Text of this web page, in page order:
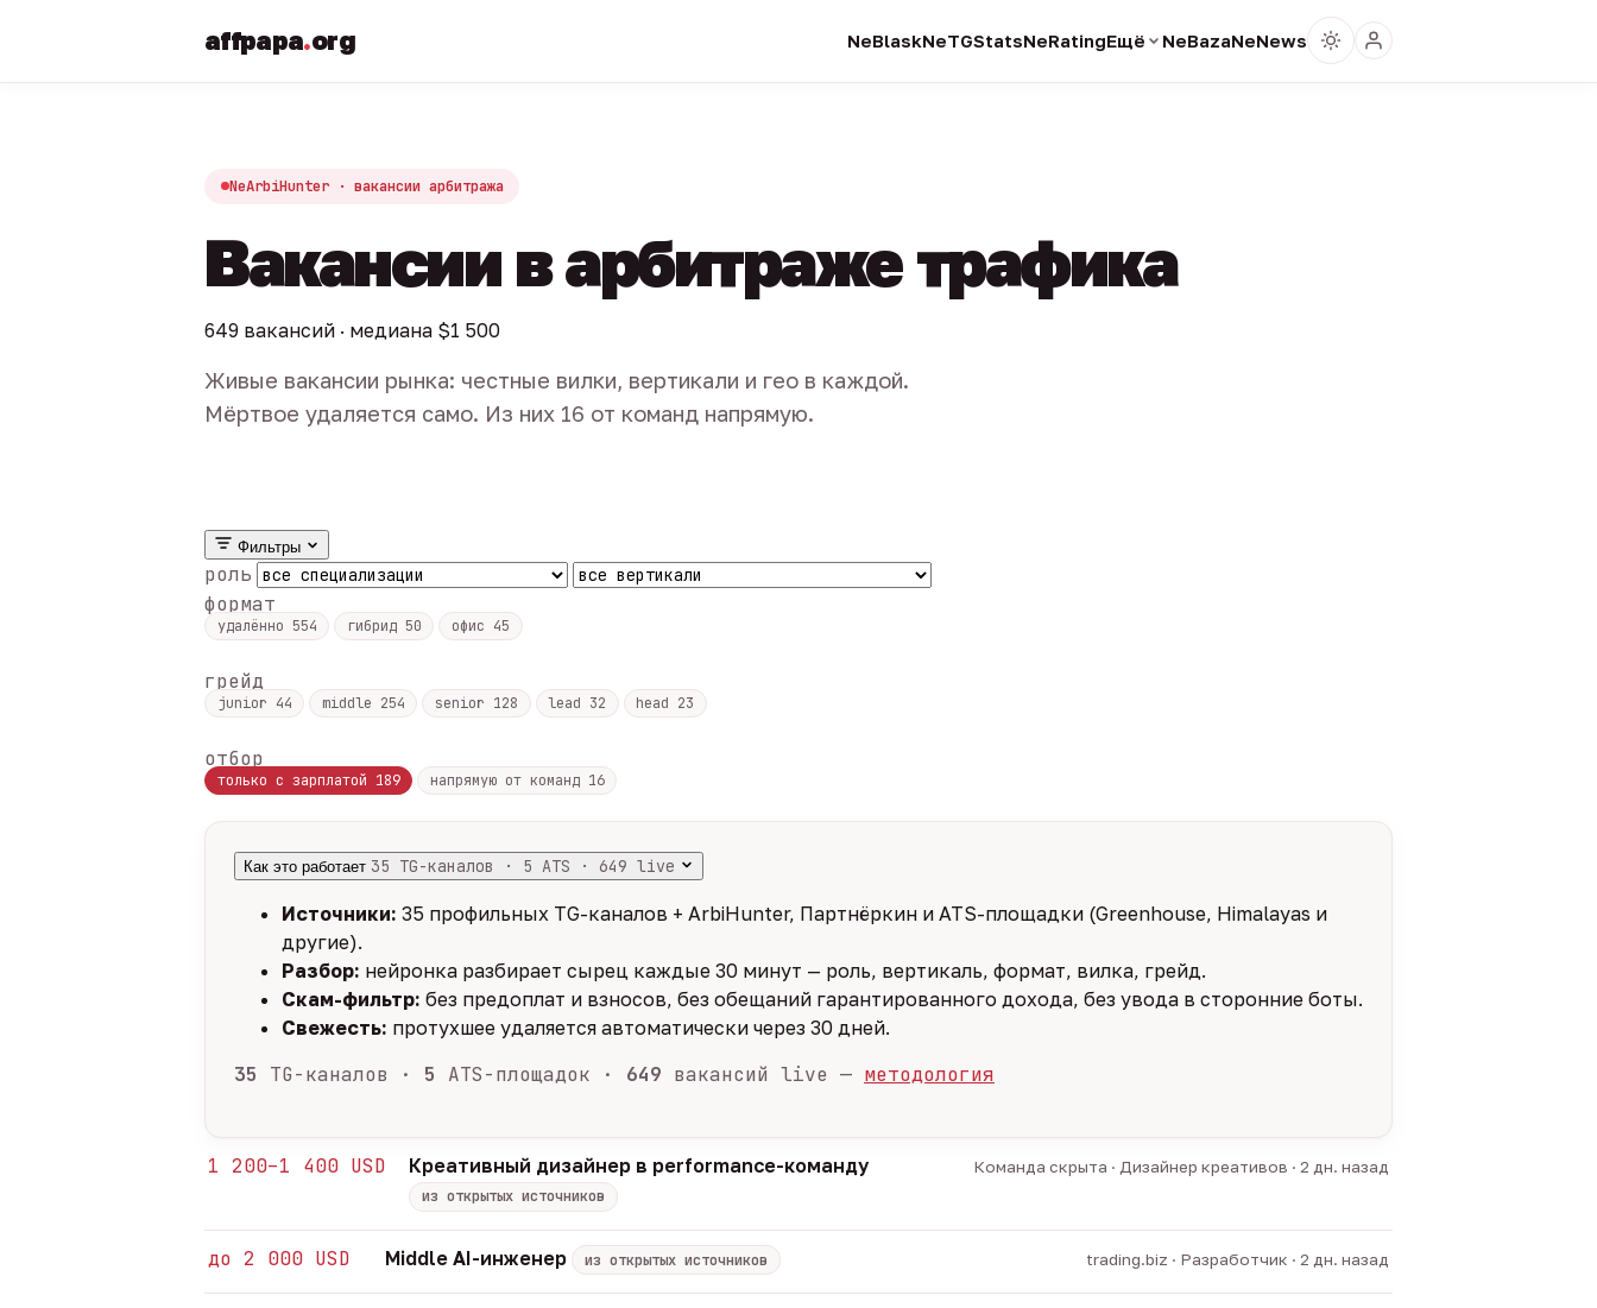
affpapa.org NeBlaskNeTGStatsNeRatingЕщё NeBazaNeNews
NeArbiHunter · вакансии арбитража
Вакансии в арбитраже трафика
649 вакансий · медиана $1 500
Живые вакансии рынка: честные вилки, вертикали и гео в каждой.
Мёртвое удаляется само. Из них 16 от команд напрямую.
Фильтры
роль
формат
удалённо 554 гибрид 50 офис 45
грейд
junior 44 middle 254 senior 128 lead 32 head 23
отбор
только с зарплатой 189 напрямую от команд 16
Как это работает 35 TG-каналов · 5 ATS · 649 live
Источники: 35 профильных TG-каналов + ArbiHunter, Партнёркин и ATS-площадки (Greenhouse, Himalayas и
другие).
Разбор: нейронка разбирает сырец каждые 30 минут — роль, вертикаль, формат, вилка, грейд.
Скам-фильтр: без предоплат и взносов, без обещаний гарантированного дохода, без увода в сторонние боты.
Свежесть: протухшее удаляется автоматически через 30 дней.
35 TG-каналов · 5 ATS-площадок · 649 вакансий live — методология
1 200–1 400 USD Креативный дизайнер в performance-команду
из открытых источников
Команда скрыта · Дизайнер креативов · 2 дн. назад
до 2 000 USD Middle AI-инженер из открытых источников trading.biz · Разработчик · 2 дн. назад